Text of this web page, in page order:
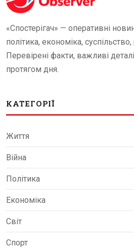
«Спостерігач» — оперативні
політика, економіка, суспільство,
Перевірені факти, важливі
протягом дня.
КАТЕГОРІЇ
Життя
Війна
Політика
Економіка
Світ
Спорт